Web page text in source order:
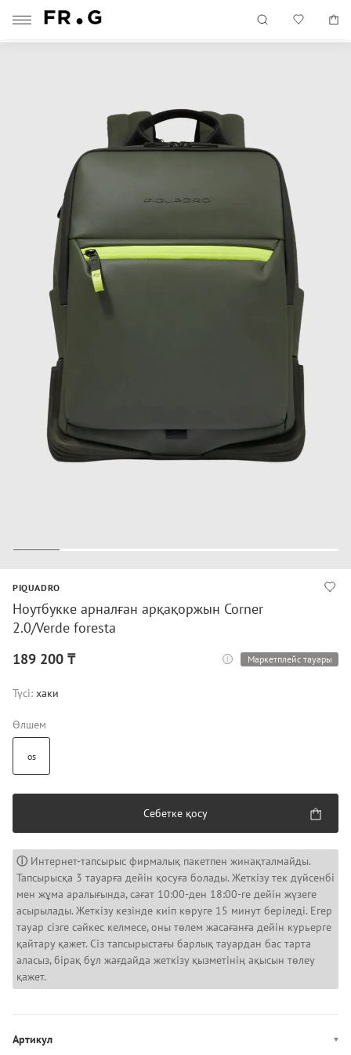
PIQUADRO
Ноутбукке арналған арқақоржын Corner
2.0/Verde foresta
189 200 ₸
Маркетплейс тауары
Түсі: хаки
Өлшем
os
Себетке қосу
ⓘ Интернет-тапсырыс фирмалық пакетпен жинақталмайды.
Тапсырысқа 3 тауарға дейін қосуға болады. Жеткізу тек дүйсенбі
мен жұма аралығында, сағат 10:00-ден 18:00-ге дейін жүзеге
асырылады. Жеткізу кезінде киіп көруге 15 минут беріледі. Егер
тауар сізге сәйкес келмесе, оны төлем жасағанға дейін курьерге
қайтару қажет. Сіз тапсырыстағы барлық тауардан бас тарта
аласыз, бірақ бұл жағдайда жеткізу қызметінің ақысын төлеу
қажет.
Артикул